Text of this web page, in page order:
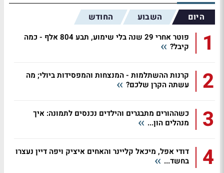
היום השבוע החודש
1
פוטר אחרי 29 שנה בלי שימוע, תבע 804 אלף - כמה
קיבל?
2
קרנות ההשתלמות - המנצחות והמפסידות ביולי; מה
עשתה הקרן שלכם?
3
כשההורים מתבגרים והילדים נכנסים לתמונה: איך
מנהלים הון...
4
דודי אפל, מיכאל קליינר והאחים איציק ויפה דיין נעצרו
בחשד...